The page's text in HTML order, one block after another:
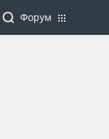
Форум